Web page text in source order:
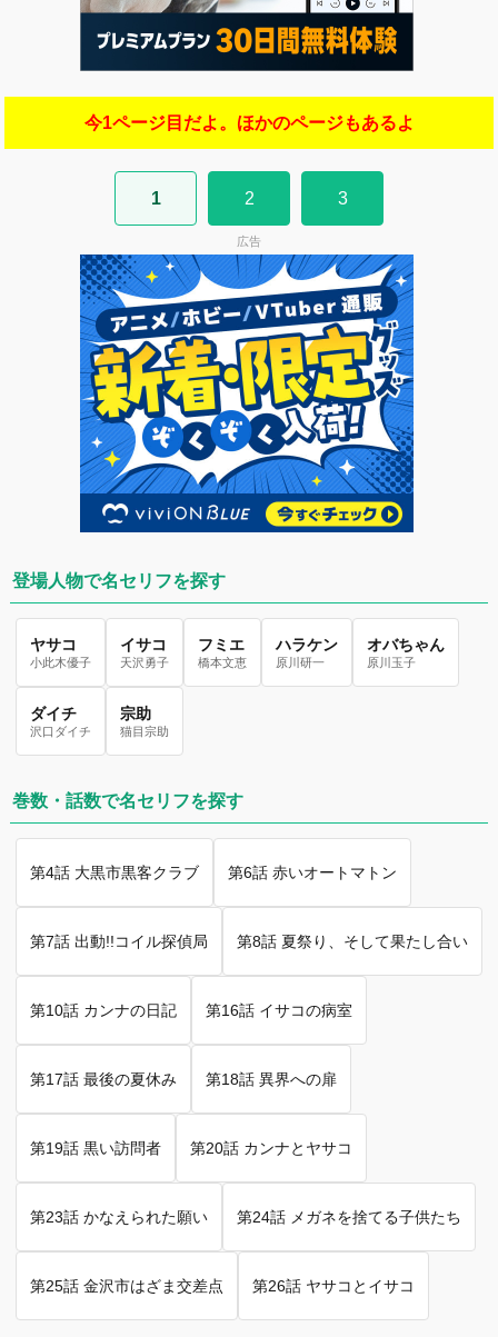
今1ページ目だよ。ほかのページもあるよ
1 2 3
広告
登場人物で名セリフを探す
ヤサコ
小此木優子
イサコ
天沢勇子
フミエ
橋本文恵
ハラケン
原川研一
オバちゃん
原川玉子
ダイチ
沢口ダイチ
宗助
猫目宗助
巻数・話数で名セリフを探す
第4話 大黒市黒客クラブ 第6話 赤いオートマトン
第7話 出動!!コイル探偵局 第8話 夏祭り、そして果たし合い
第10話 カンナの日記 第16話 イサコの病室
第17話 最後の夏休み 第18話 異界への扉
第19話 黒い訪問者 第20話 カンナとヤサコ
第23話 かなえられた願い 第24話 メガネを捨てる子供たち
第25話 金沢市はざま交差点 第26話 ヤサコとイサコ